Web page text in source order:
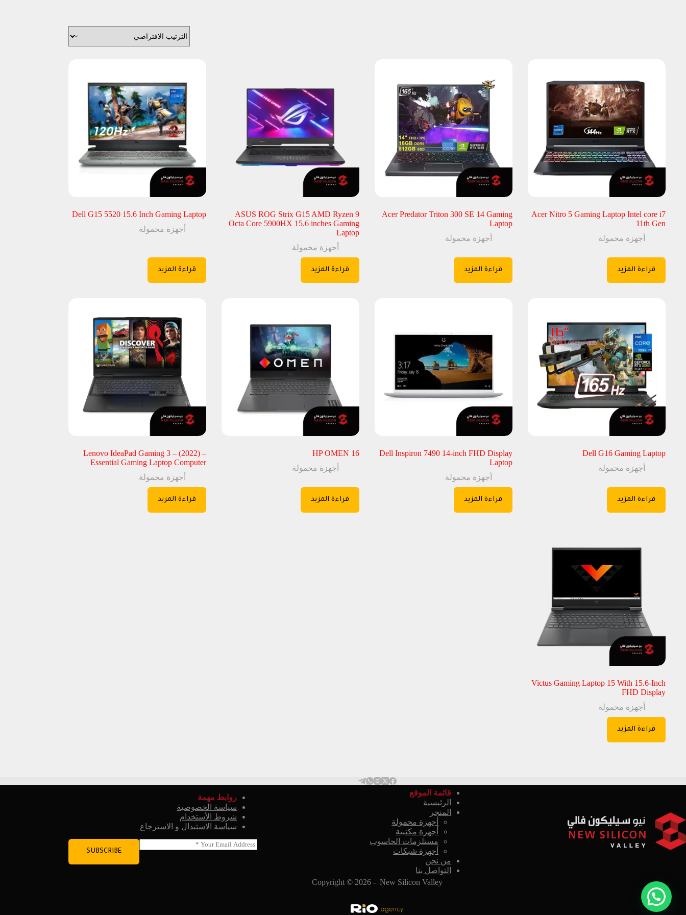
Acer Nitro 5 Gaming Laptop Intel core i7
11th Gen
أجهزة محمولة
قراءة المزيد
Acer Predator Triton 300 SE 14 Gaming
Laptop
أجهزة محمولة
قراءة المزيد
ASUS ROG Strix G15 AMD Ryzen 9
Octa Core 5900HX 15.6 inches Gaming
Laptop
أجهزة محمولة
قراءة المزيد
Dell G15 5520 15.6 Inch Gaming Laptop
أجهزة محمولة
قراءة المزيد
Dell G16 Gaming Laptop
أجهزة محمولة
قراءة المزيد
Dell Inspiron 7490 14-inch FHD Display
Laptop
أجهزة محمولة
قراءة المزيد
HP OMEN 16
أجهزة محمولة
قراءة المزيد
Lenovo IdeaPad Gaming 3 – (2022) –
Essential Gaming Laptop Computer
أجهزة محمولة
قراءة المزيد
Victus Gaming Laptop 15 With 15.6-Inch
FHD Display
أجهزة محمولة
قراءة المزيد
قائمة الموقع
الرئيسية
المتجر
أجهزة محمولة
أجهزة مكتبية
مستلزمات الحاسوب
أجهزة شبكات
من نحن
التواصل بنا
روابط مهمة
سياسة الخصوصية
شروط الأستخدام
سياسة الاستبدال و الاسترجاع
E
m
SUBSCRIBE
Copyright © 2026 - New Silicon Valley